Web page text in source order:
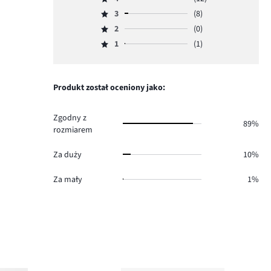
ilość
głosów
Ocena
4,
ilość
głosów
Ocena
3,
ilość
3
(8)
Ocena
2,
0.
2
(0)
Ocena
głosów
1 (1)
Produkt został oceniony jako:
Zgodny z
rozmiarem
89%
Za duży 10%
Za mały 1%